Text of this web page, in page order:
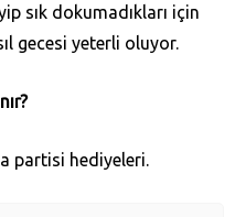
sık dokumadıkları için
gecesi yeterli oluyor.
partisi hediyeleri.